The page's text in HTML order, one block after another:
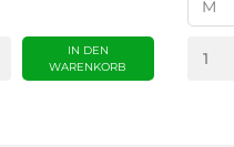
IN DEN
WARENKORB